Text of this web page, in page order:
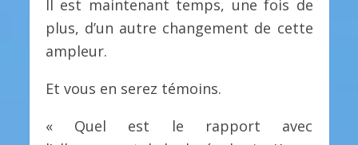
Il est maintenant temps, une fois de
plus, d’un autre changement de cette
ampleur.
Et vous en serez témoins.
« Quel est le rapport avec